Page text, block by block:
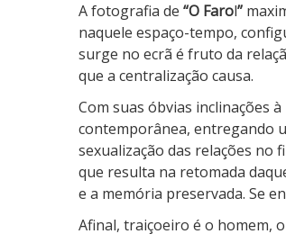
A fotografia de “O Farol”
naquele espaço-tempo,
surge no ecrã é fruto da
que a centralização causa.
Com suas óbvias inclinações
contemporânea, entregando
sexualização das relações no
que resulta na retomada
e a memória preservada. Se
Afinal, traiçoeiro é o homem,